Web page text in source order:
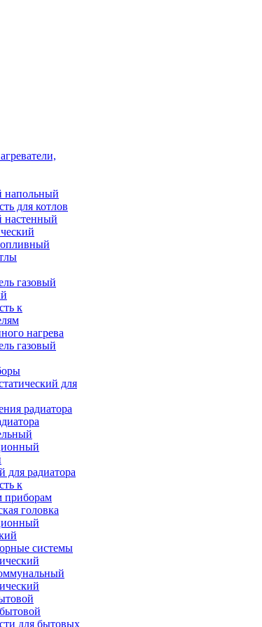
напольный
для котлов
настенный
газовый
к
нагрева
газовый
для
радиатора
для радиатора
к
приборам
головка
системы
для бытовых